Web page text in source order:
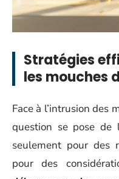
Stratégies
les mouches
Face à l’intrusion des
question se pose de
seulement pour des
pour des